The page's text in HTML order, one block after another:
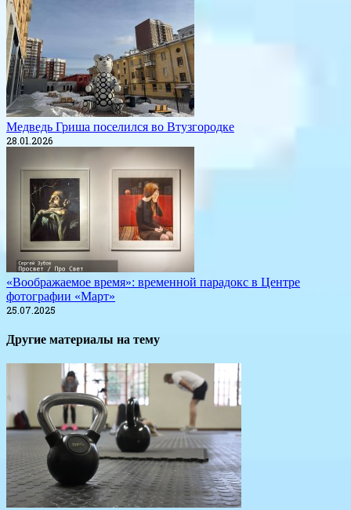
Медведь Гриша поселился во Втузгородке
28.01.2026
«Воображаемое время»: временной парадокс в Центре
фотографии «Март»
25.07.2025
Другие материалы на тему